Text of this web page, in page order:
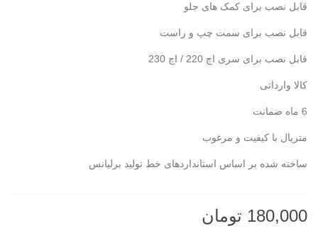
قابل نصب برای کمک های جلو
قابل نصب برای سمت چپ و راست
قابل نصب برای سری اچ 220 / اچ 230
کالا وارداتی
6 ماه ضمانت
متریال با کیفیت و مرغوب
ساخته شده بر اساس استانداردهای خط تولید برلیانس
180,000 تومان